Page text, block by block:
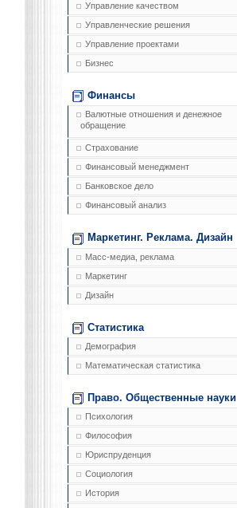
Управление качеством
Управленческие решения
Управление проектами
Бизнес
Финансы
Валютные отношения и денежное
обращение
Страхование
Финансовый менеджмент
Банковское дело
Финансовый анализ
Маркетинг. Реклама. Дизайн
Масс-медиа, реклама
Маркетинг
Дизайн
Статистика
Демография
Математическая статистика
Право. Общественные науки
Психология
Философия
Юриспруденция
Социология
История